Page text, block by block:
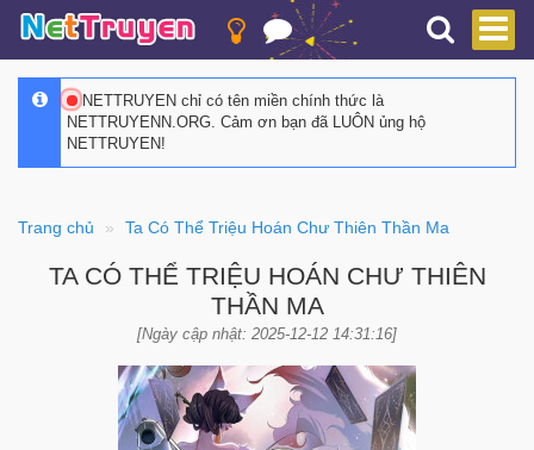
NETTRUYEN chỉ có tên miền chính thức là
NETTRUYENN.ORG. Cảm ơn bạn đã LUÔN ủng hộ
NETTRUYEN!
Trang chủ Ta Có Thể Triệu Hoán Chư Thiên Thần Ma
TA CÓ THỂ TRIỆU HOÁN CHƯ THIÊN
THẦN MA
[Ngày cập nhật: 2025-12-12 14:31:16]